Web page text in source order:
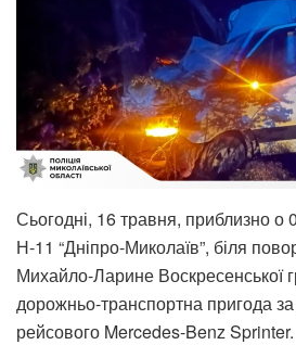
Сьогодні, 16 травня, приблизно о
Н-11 “Дніпро-Миколаїв”, біля
Михайло-Ларине Воскресенської
дорожньо-транспортна пригода за
рейсового Mercedes-Benz Sprinter.